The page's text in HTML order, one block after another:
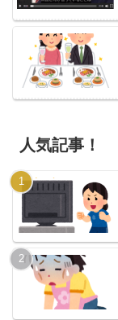
人気記事！